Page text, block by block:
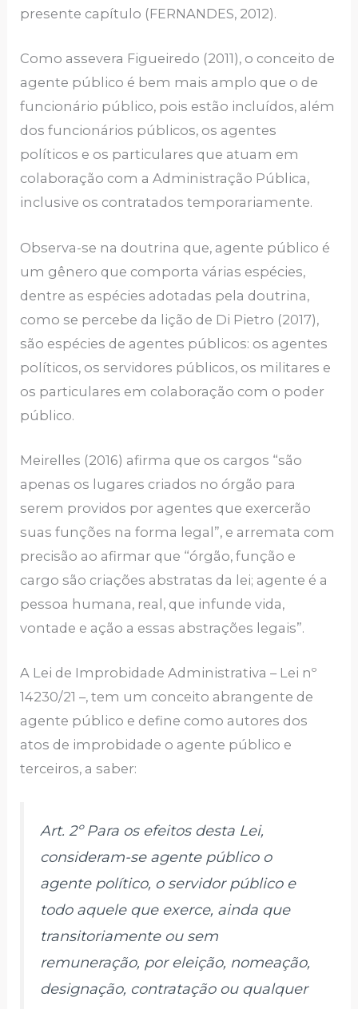
presente capítulo (FERNANDES, 2012).
Como assevera Figueiredo (2011), o conceito de
agente público é bem mais amplo que o de
funcionário público, pois estão incluídos, além
dos funcionários públicos, os agentes
políticos e os particulares que atuam em
colaboração com a Administração Pública,
inclusive os contratados temporariamente.
Observa-se na doutrina que, agente público é
um gênero que comporta várias espécies,
dentre as espécies adotadas pela doutrina,
como se percebe da lição de Di Pietro (2017),
são espécies de agentes públicos: os agentes
políticos, os servidores públicos, os militares e
os particulares em colaboração com o poder
público.
Meirelles (2016) afirma que os cargos “são
apenas os lugares criados no órgão para
serem providos por agentes que exercerão
suas funções na forma legal”, e arremata com
precisão ao afirmar que “órgão, função e
cargo são criações abstratas da lei; agente é a
pessoa humana, real, que infunde vida,
vontade e ação a essas abstrações legais”.
A Lei de Improbidade Administrativa – Lei nº
14230/21 –, tem um conceito abrangente de
agente público e define como autores dos
atos de improbidade o agente público e
terceiros, a saber:
Art. 2º Para os efeitos desta Lei,
consideram-se agente público o
agente político, o servidor público e
todo aquele que exerce, ainda que
transitoriamente ou sem
remuneração, por eleição, nomeação,
designação, contratação ou qualquer